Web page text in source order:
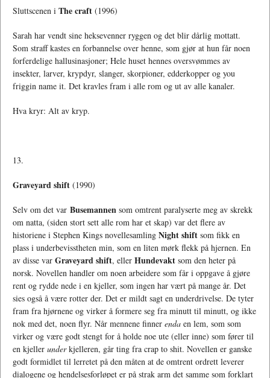
Sluttscenen i The craft (1996)
Sarah har vendt sine heksevenner ryggen og det blir dårlig mottatt.
Som straff kastes en forbannelse over henne, som gjør at hun får noen
forferdelige hallusinasjoner; Hele huset hennes oversvømmes av
insekter, larver, krypdyr, slanger, skorpioner, edderkopper og you
friggin name it. Det kravles fram i alle rom og ut av alle kanaler.
Hva kryr: Alt av kryp.
13.
Graveyard shift (1990)
Selv om det var Busemannen som omtrent paralyserte meg av skrekk
om natta, (siden stort sett alle rom har et skap) var det flere av
historiene i Stephen Kings novellesamling Night shift som fikk en
plass i underbevisstheten min, som en liten mørk flekk på hjernen. En
av disse var Graveyard shift, eller Hundevakt som den heter på
norsk. Novellen handler om noen arbeidere som får i oppgave å gjøre
rent og rydde nede i en kjeller, som ingen har vært på mange år. Det
sies også å være rotter der. Det er mildt sagt en underdrivelse. De tyter
fram fra hjørnene og virker å formere seg fra minutt til minutt, og ikke
nok med det, noen flyr. Når mennene finner enda en lem, som som
virker og være godt stengt for å holde noe ute (eller inne) som fører til
en kjeller underkjelleren, går ting fra crap to shit. Novellen er ganske
godt formidlet til lerretet på den måten at de omtrent ordrett leverer
dialogene og hendelsesforløpet er på strak arm det samme som forklart